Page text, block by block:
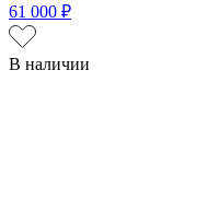
61 000 ₽
В наличии